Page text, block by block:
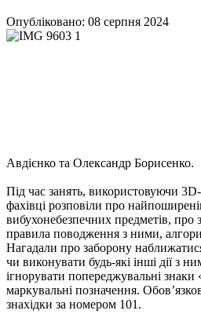
Опубліковано: 08 серпня 2024
Авдієнко та Олександр Борисенко.
Під час занять, використовуючи
фахівці розповіли про
вибухонебезпечних предметів, про
правила поводження з ними,
Нагадали про заборону
чи виконувати будь-які інші дії з
ігнорувати попереджувальні знаки
маркувальні позначення.
знахідки за номером 101.